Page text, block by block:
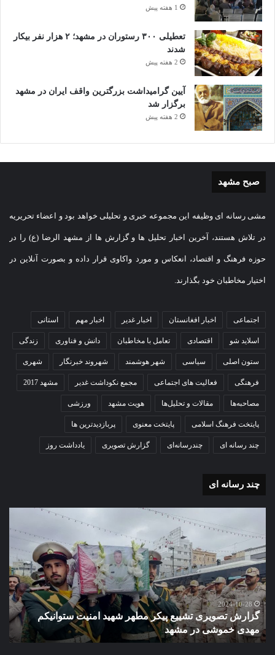
1 هفته پیش
تعطیلی ۳۰۰ رستوران در مشهد؛ ۲ هزار نفر بیکار
شدند
2 هفته پیش
آیین گرامیداشت بزرگترین واقف ایران در مشهد
برگزار شد
2 هفته پیش
صبح مشهد
مشی رسانه ای وظیفه این مجموعه خبری و تحلیلی خواهد بود و اعضاء تحریریه
در تلاش هستند، آخرین اخبار تحلیل ها و گزارش ها از مشهد الرضا (ع) را در
حوزه فرهنگ و اقتصاد، انعکاس و مورد واکاوی قرار داده و بصورت آنلاین در
اختیار مخاطبان خود بگذارند.
اجتماعی اخبار افغانستان اخبار غدیر اخبار مهم استانی
اسلاید شو اقتصادی تعامل با مخاطبان دانش و فناوری زندگی
ستون اصلی سیاسی شهر هوشمند شهروند خبرنگار شهری
فرهنگی فعالیت های اجتماعی مجمع نکوداشت غدیر مشهد 2017
مصاحبه‌ها مقالات و تحلیل‌ها هویت مشهد ورزشی
پایتخت فرهنگ اسلامی پایتخت معنوی پربازدیدترین ها
چند رسانه ای چندرسانه‌ای گزارش تصویری یادداشت روز
چند رسانه ای
تشییع
پیکر
مطهر
شهید
امنیت
ستوانیکم
مهدی
خموشی
در
2024-10-28
گزارش تصویری تشییع پیکر مطهر شهید امنیت ستوانیکم
مهدی خموشی در مشهد
با